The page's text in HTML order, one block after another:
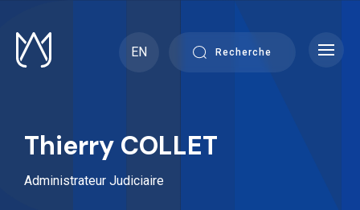
content
EN
Recherche
Thierry COLLET
Administrateur Judiciaire